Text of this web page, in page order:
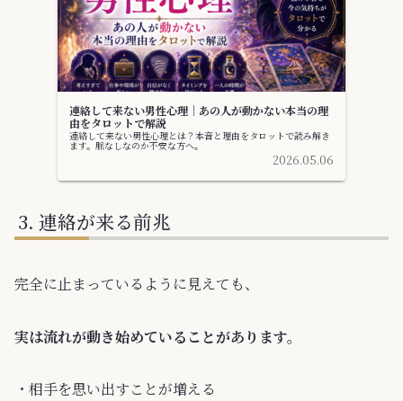
連絡して来ない男性心理｜あの人が動かない本当の理
由をタロットで解説
連絡して来ない男性心理とは？本音と理由をタロットで読み解き
ます。脈なしなのか不安な方へ。
2026.05.06
連絡が来る前兆
完全に止まっているように見えても、
実は流れが動き始めていることがあります。
・相手を思い出すことが増える